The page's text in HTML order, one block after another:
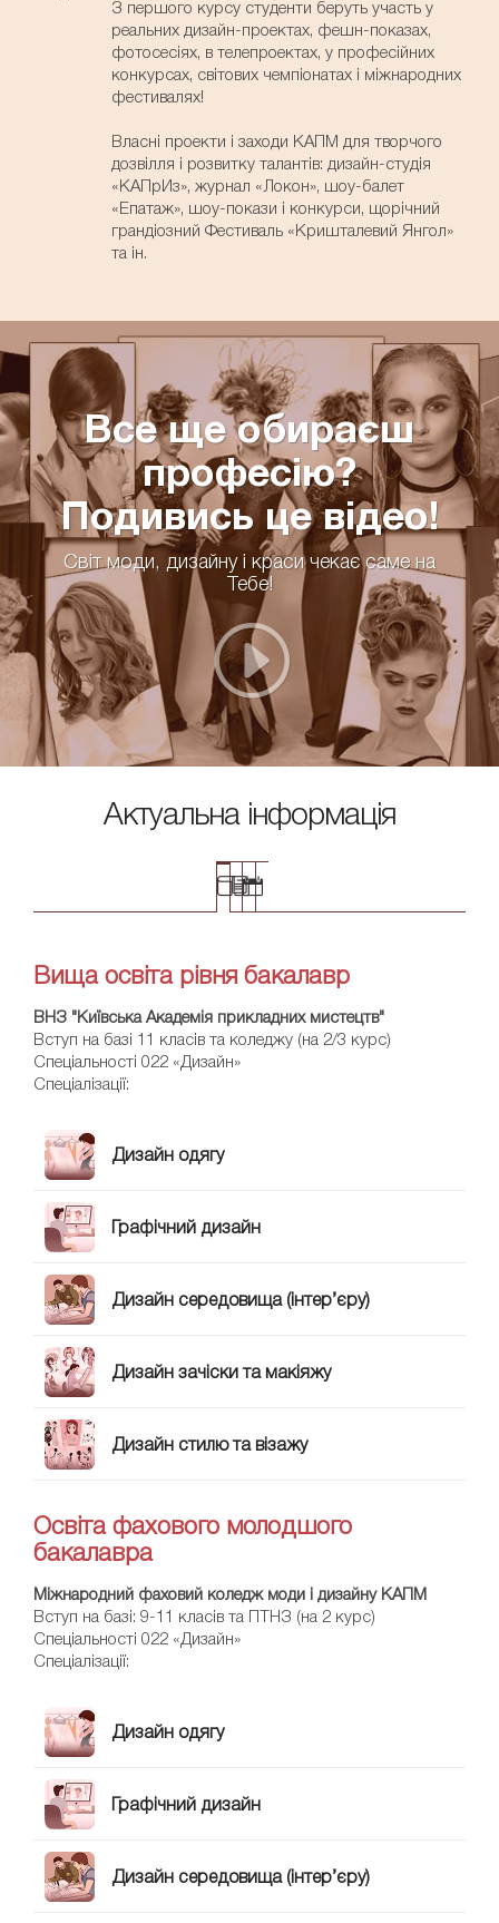
З першого курсу студенти беруть участь у
реальних дизайн-проектах, фешн-показах,
фотосесіях, в телепроектах, у професійних
конкурсах, світових чемпіонатах і міжнародних
фестивалях!
Власні проекти і заходи КАПМ для творчого
дозвілля і розвитку талантів: дизайн-студія
«КАПрИз», журнал «Локон», шоу-балет
«Епатаж», шоу-покази і конкурси, щорічний
грандіозний Фестиваль «Кришталевий Янгол»
та ін.
Все ще обираєш
професію?
Подивись це відео!
Світ моди, дизайну і краси чекає саме на
Тебе!
Актуальна інформація
Вища освіта рівня бакалавр
ВНЗ "Київська Академія прикладних мистецтв"
Вступ на базі 11 класів та коледжу (на 2/3 курс)
Спеціальності 022 «Дизайн»
Спеціалізації:
Дизайн одягу
Графічний дизайн
Дизайн середовища (інтер’єру)
Дизайн зачіски та макіяжу
Дизайн стилю та візажу
Освіта фахового молодшого
бакалавра
Міжнародний фаховий коледж моди і дизайну КАПМ
Вступ на базі: 9-11 класів та ПТНЗ (на 2 курс)
Спеціальності 022 «Дизайн»
Спеціалізації:
Дизайн одягу
Графічний дизайн
Дизайн середовища (інтер’єру)